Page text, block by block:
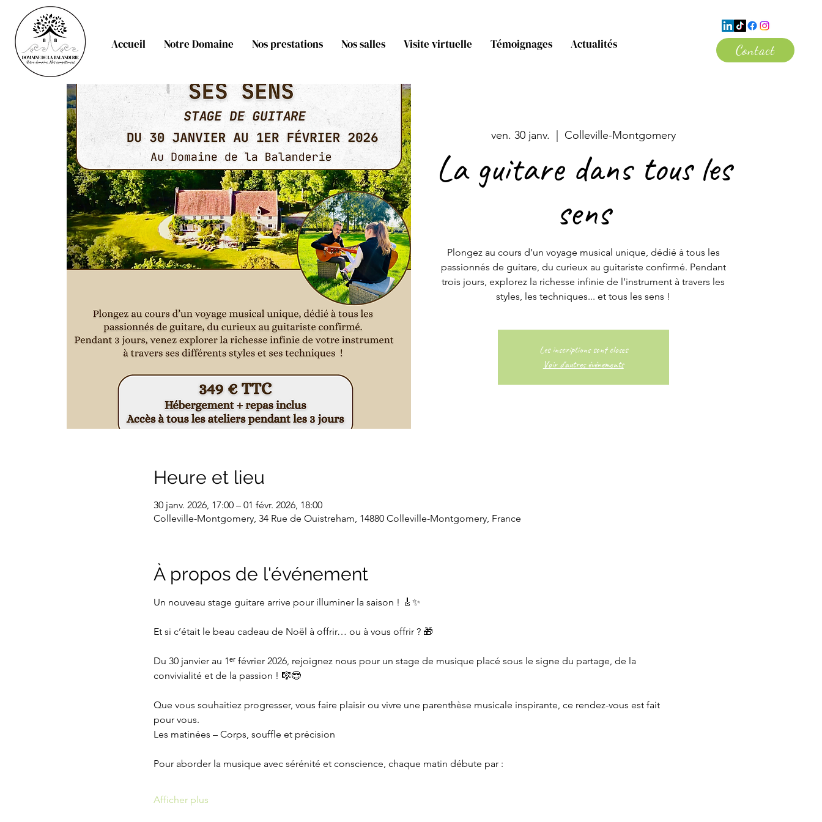
Accueil Notre Domaine Nos prestations Nos salles Visite virtuelle Témoignages Actualités Contact
ven. 30 janv. Colleville-Montgomery
La guitare dans tous les
sens
Plongez au cours d’un voyage musical unique, dédié à tous les
passionnés de guitare, du curieux au guitariste confirmé. Pendant
trois jours, explorez la richesse infinie de l’instrument à travers les
styles, les techniques... et tous les sens !
Les inscriptions sont closes
Voir d'autres événements
Heure et lieu
30 janv. 2026, 17:00 – 01 févr. 2026, 18:00
Colleville-Montgomery, 34 Rue de Ouistreham, 14880 Colleville-Montgomery, France
À propos de l'événement
Un nouveau stage guitare arrive pour illuminer la saison ! 🎸✨
Et si c’était le beau cadeau de Noël à offrir… ou à vous offrir ? 🎁
Du 30 janvier au 1ᵉʳ février 2026, rejoignez nous pour un stage de musique placé sous le signe du partage, de la
convivialité et de la passion ! 🎼😎
Que vous souhaitiez progresser, vous faire plaisir ou vivre une parenthèse musicale inspirante, ce rendez-vous est fait
pour vous.
Les matinées – Corps, souffle et précision
Pour aborder la musique avec sérénité et conscience, chaque matin débute par :
Afficher plus